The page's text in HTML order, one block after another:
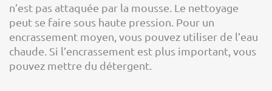
n’est pas attaquée par la mousse. Le nettoyage
peut se faire sous haute pression. Pour un
encrassement moyen, vous pouvez utiliser de l’eau
chaude. Si l’encrassement est plus important, vous
pouvez mettre du détergent.